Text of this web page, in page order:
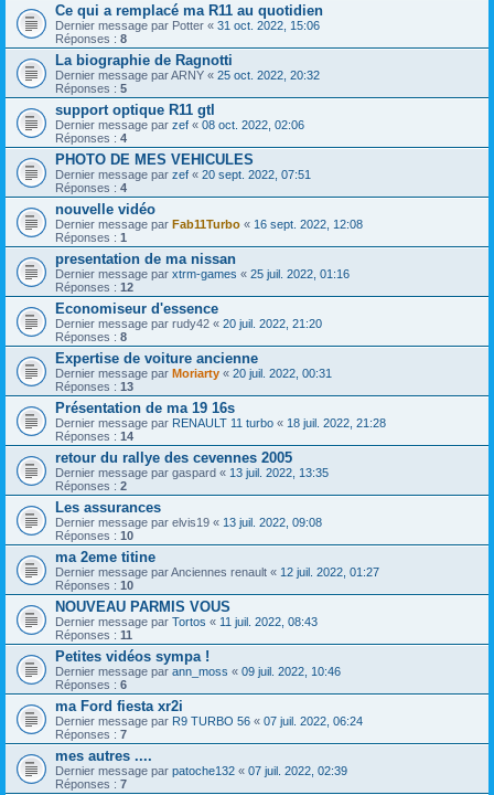
Ce qui a remplacé ma R11 au quotidien
Dernier message par Potter « 31 oct. 2022, 15:06
Réponses : 8
La biographie de Ragnotti
Dernier message parARNY « 25 oct. 2022, 20:32
Réponses : 5
support optique R11 gtl
Dernier message par zef « 08 oct. 2022, 02:06
Réponses : 4
PHOTO DE MES VEHICULES
Dernier message par zef « 20 sept. 2022, 07:51
Réponses : 4
nouvelle vidéo
Dernier message par Fab11Turbo « 16 sept. 2022, 12:08
Réponses : 1
presentation de ma nissan
Dernier message par xtrm-games « 25 juil. 2022, 01:16
Réponses : 12
Economiseur d'essence
Dernier message par rudy42 « 20 juil. 2022, 21:20
Réponses : 8
Expertise de voiture ancienne
Dernier message par Moriarty « 20 juil. 2022, 00:31
Réponses : 13
Présentation de ma 19 16s
Dernier message par RENAULT 11 turbo « 18 juil. 2022, 21:28
Réponses : 14
retour du rallye des cevennes 2005
Dernier message par gaspard « 13 juil. 2022, 13:35
Réponses : 2
Les assurances
Dernier message par elvis19 « 13 juil. 2022, 09:08
Réponses : 10
ma 2eme titine
Dernier message parAnciennes renault « 12 juil. 2022, 01:27
Réponses : 10
NOUVEAU PARMIS VOUS
Dernier message par Tortos « 11 juil. 2022, 08:43
Réponses : 11
Petites vidéos sympa !
Dernier message par ann_moss « 09 juil. 2022, 10:46
Réponses : 6
ma Ford fiesta xr2i
Dernier message par R9 TURBO 56 « 07 juil. 2022, 06:24
Réponses : 7
mes autres ....
Dernier message par patoche132 « 07 juil. 2022, 02:39
Réponses : 7